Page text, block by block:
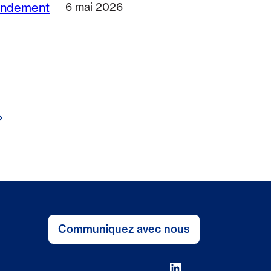
6 mai 2026
Communiquez avec nous